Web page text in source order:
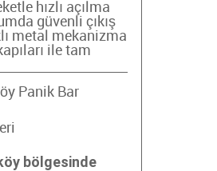
hızlı açılma
güvenli çıkış
metal mekanizma
ile tam
Panik Bar
bölgesinde